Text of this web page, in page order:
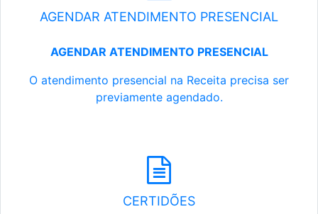
AGENDAR ATENDIMENTO PRESENCIAL
AGENDAR ATENDIMENTO PRESENCIAL
O atendimento presencial na Receita precisa ser
previamente agendado.
CERTIDÕES